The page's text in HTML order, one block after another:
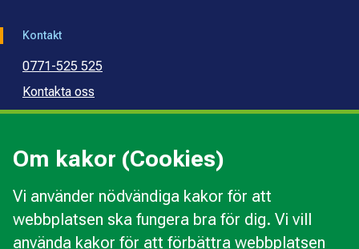
Om kakor (Cookies)
Vi använder nödvändiga kakor för att
webbplatsen ska fungera bra för dig. Vi vill
använda kakor för att förbättra webbplatsen
Kontakt
0771-525 525
Kontakta oss
Press
Kommunal budget- och skuldrådgivning